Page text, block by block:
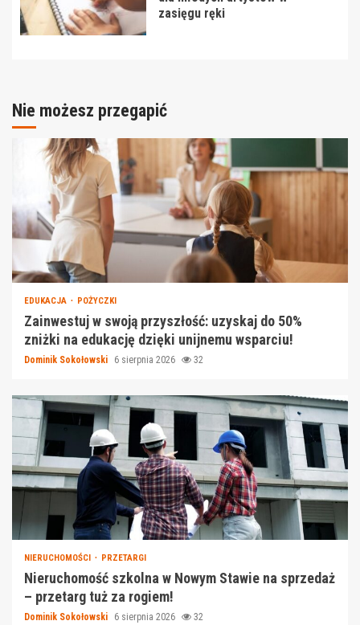
zasięgu ręki
Nie możesz przegapić
EDUKACJA POŻYCZKI
Zainwestuj w swoją przyszłość: uzyskaj do 50%
zniżki na edukację dzięki unijnemu wsparciu!
Dominik Sokołowski 6 sierpnia 2026 32
NIERUCHOMOŚCI PRZETARGI
Nieruchomość szkolna w Nowym Stawie na sprzedaż
– przetarg tuż za rogiem!
Dominik Sokołowski 6 sierpnia 2026 32